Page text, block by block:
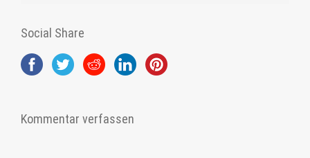
Social Share
Kommentar verfassen